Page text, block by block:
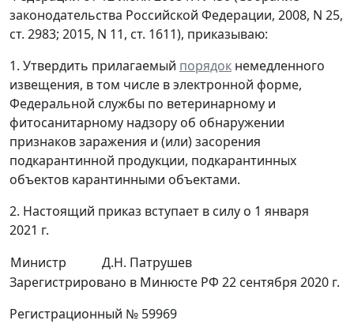
законодательства Российской Федерации, 2008, N 25,
ст. 2983; 2015, N 11, ст. 1611), приказываю:
1. Утвердить прилагаемый порядок немедленного
извещения, в том числе в электронной форме,
Федеральной службы по ветеринарному и
фитосанитарному надзору об обнаружении
признаков заражения и (или) засорения
подкарантинной продукции, подкарантинных
объектов карантинными объектами.
2. Настоящий приказ вступает в силу о 1 января
2021 г.
Министр
Д.Н. Патрушев
Зарегистрировано в Минюсте РФ 22 сентября 2020 г.
Регистрационный № 59969